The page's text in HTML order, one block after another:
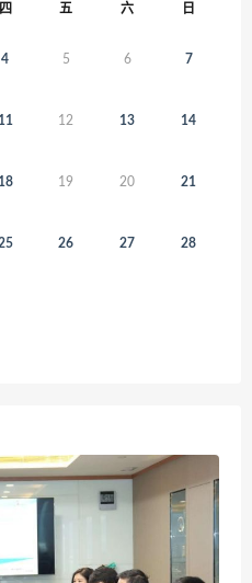
四 五 六 日
4 5 6 7
11 12 13 14
18 19 20 21
26 27 28